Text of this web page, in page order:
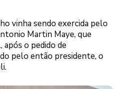
vinha sendo exercida pelo
Martin Maye, que
após o pedido de
pelo então presidente, o